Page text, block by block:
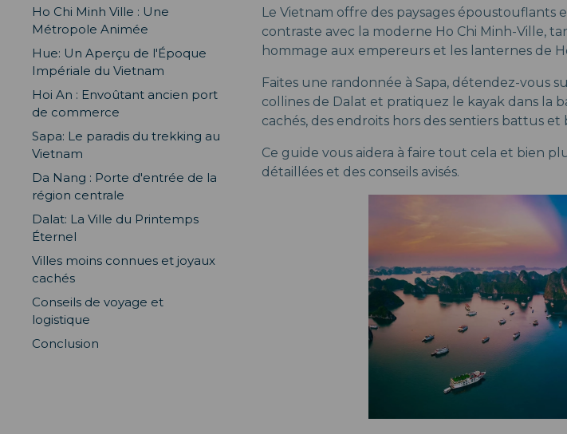
Ho Chi Minh Ville : Une
Métropole Animée
Hue: Un Aperçu de l'Époque
Impériale du Vietnam
Hoi An : Envoûtant ancien port
de commerce
Sapa: Le paradis du trekking au
Vietnam
Da Nang : Porte d'entrée de la
région centrale
Dalat: La Ville du Printemps
Éternel
Villes moins connues et joyaux
cachés
Conseils de voyage et
logistique
Conclusion
Le Vietnam offre des paysages époustouflants
contraste avec la moderne Ho Chi Minh-Ville,
hommage aux empereurs et les lanternes de
Faites une randonnée à Sapa, détendez-vous
collines de Dalat et pratiquez le kayak dans la
cachés, des endroits hors des sentiers battus et
Ce guide vous aidera à faire tout cela et bien
détaillées et des conseils avisés.